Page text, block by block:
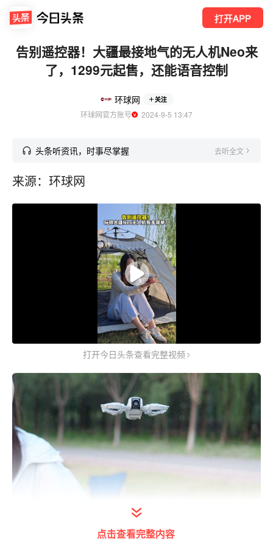
打开APP
告别遥控器！大疆最接地气的无人机Neo来
了，1299元起售，还能语音控制
环球网 关注
环球网官方账号
  2024-9-5 13:47
头条听资讯，时事尽掌握 去听全文
来源：环球网
打开今日头条查看完整视频
点击查看完整内容